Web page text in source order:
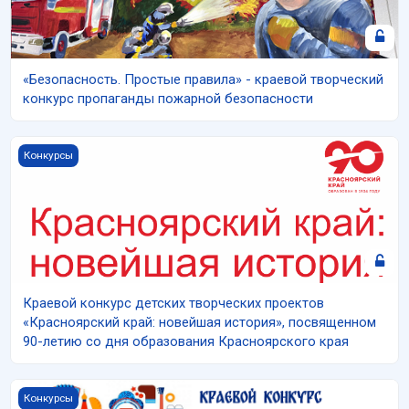
«Безопасность. Простые правила» - краевой творческий
конкурс пропаганды пожарной безопасности
Изображение курса Краевой конкурс детских творческих
Конкурсы
Краевой конкурс детских творческих проектов
«Красноярский край: новейшая история», посвященном
90-летию со дня образования Красноярского края
Изображение курса КРАЕВОЙ КОНКУРС «СИМВОЛЫ
Конкурсы